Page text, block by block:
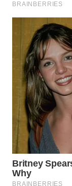
CIANJUR
WN
KEPULAUAN
SERIBU
WN
TANGERANG
WN
BINJAI
WN
CIREBON